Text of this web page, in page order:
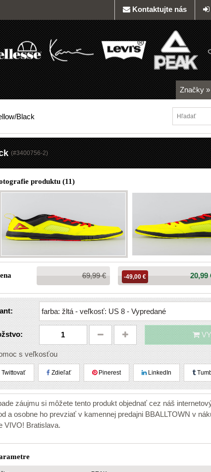
Kontaktujte nás
Značky »
Black
(#3400756-2)
produktu (11)
Bežná
cena:
69,99 € Cena:
20,99
-49,00 €
s veľkosťou
Twittovať Zdieľať Pinerest LinkedIn
záujmu si môžete tento produkt objednať cez náš
a osobne ho prevziať v kamennej predajni BBALLTOWN v
VIVO! Bratislava.